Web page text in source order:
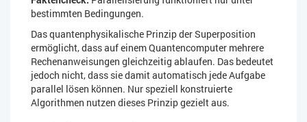
bestimmten Bedingungen.
Das quantenphysikalische Prinzip der Superposition
ermöglicht, dass auf einem Quantencomputer mehrere
Rechenanweisungen gleichzeitig ablaufen. Das bedeutet
jedoch nicht, dass sie damit automatisch jede Aufgabe
parallel lösen können. Nur speziell konstruierte
Algorithmen nutzen dieses Prinzip gezielt aus.